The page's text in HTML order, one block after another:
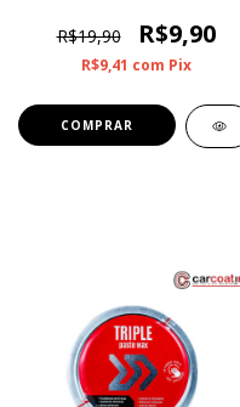
R$19,90 R$9,90
R$9,41 com Pix